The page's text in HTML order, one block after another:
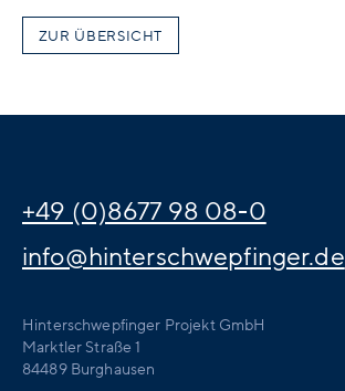
ZUR ÜBERSICHT
+49 (0)8677 98 08-0
info@hinterschwepfinger.de
Hinterschwepfinger Projekt GmbH
Marktler Straße 1
84489 Burghausen